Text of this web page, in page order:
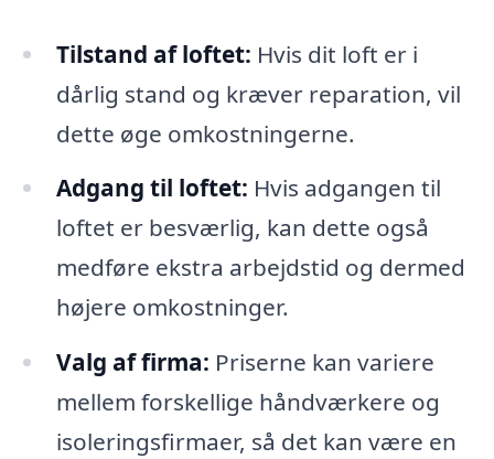
Tilstand af loftet: Hvis dit loft er i
dårlig stand og kræver reparation, vil
dette øge omkostningerne.
Adgang til loftet: Hvis adgangen til
loftet er besværlig, kan dette også
medføre ekstra arbejdstid og dermed
højere omkostninger.
Valg af firma: Priserne kan variere
mellem forskellige håndværkere og
isoleringsfirmaer, så det kan være en